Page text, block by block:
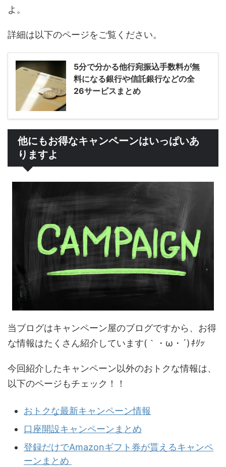
よ。
詳細は以下のページをご覧ください。
5分で分かる他行宛振込手数料が無
料になる銀行や信託銀行などの全
26サービスまとめ
他にもお得なキャンペーンはいっぱいあ
りますよ
当ブログはキャンペーン屋のブログですから、お得
な情報はたくさん紹介しています(｀・ω・´)ｷﾘｯ
今回紹介したキャンペーン以外のおトクな情報は、
以下のページもチェック！！
おトクな最新キャンペーン情報
口座開設キャンペーンまとめ
登録だけでAmazonギフト券が貰えるキャンペ
ーンまとめ